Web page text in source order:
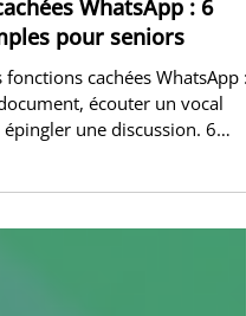
Super-zen
5 min de lecture
WhatsApp : 6
pour seniors
fonctions cachées WhatsApp :
une discussion. 6
pas à pas.